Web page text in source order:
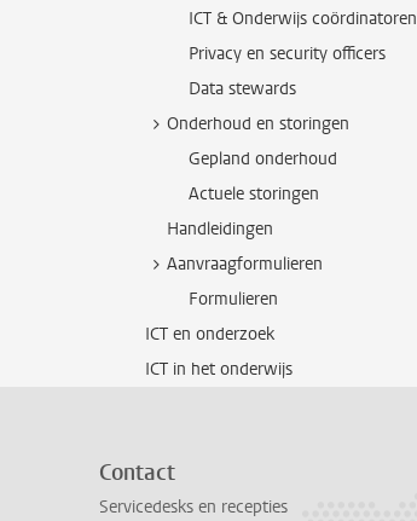
ICT & Onderwijs coördinatoren
Privacy en security officers
Data stewards
Onderhoud en storingen
Gepland onderhoud
Actuele storingen
Handleidingen
Aanvraagformulieren
Formulieren
ICT en onderzoek
ICT in het onderwijs
Contact
Servicedesks en recepties